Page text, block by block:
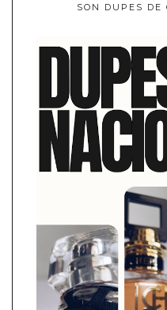
SON DUPES DE